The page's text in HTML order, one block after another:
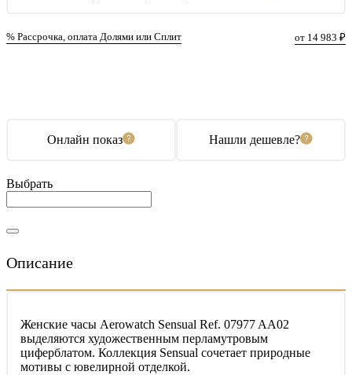
% Рассрочка, оплата Долями или Сплит от 14 983 ₽
Онлайн показ Нашли дешевле?
Выбрать
Описание
Женские часы Aerowatch Sensual Ref. 07977 AA02
выделяются художественным перламутровым
циферблатом. Коллекция Sensual сочетает природные
мотивы с ювелирной отделкой.